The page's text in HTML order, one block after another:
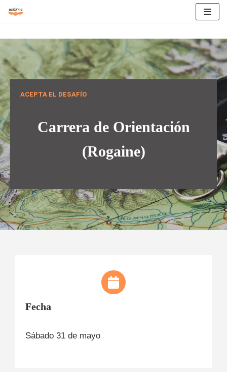
al
contenido
ACEPTA EL DESAFÍO
Carrera de Orientación
(Rogaine)
Fecha
Sábado 31 de mayo